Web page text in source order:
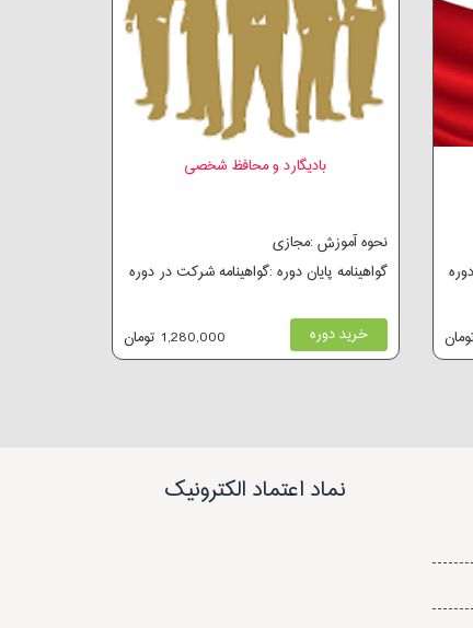
بادیگارد و محافظ شخصی
نحوه آموزش :مجازی
گواهینامه پایان دوره :گواهینامه شرکت در دوره
خرید دوره 1,280,000 تومان
نماد اعتماد الکترونیک